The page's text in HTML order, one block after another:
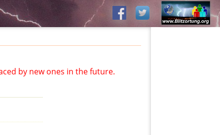
by new ones in the future.